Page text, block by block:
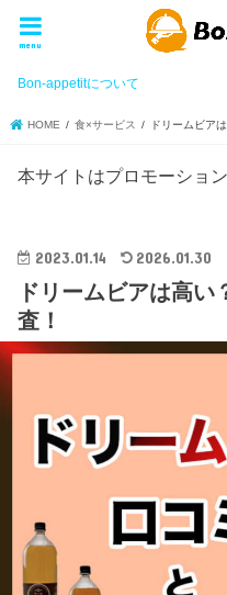
menu
Bon-appetitについて
HOME 食×サービス ドリームビア
本サイトはプロモーショ
2023.01.14 2026.01.30
ドリームビアは高
査！